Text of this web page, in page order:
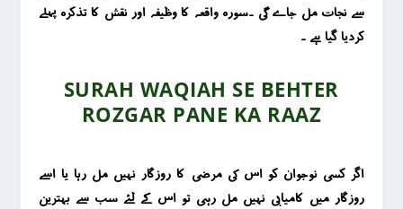
سے نجات مل جاے گی ۔سورہ واقعہ کا وظیفہ اور نقش کا تذکرہ پہلے
کردیا گیا ہے ۔
SURAH WAQIAH SE BEHTER
ROZGAR PANE KA RAAZ
اگر کسی نوجوان کو اس کی مرضی کا روزگار نہیں مل رہا یا اسے
روزگار میں کامیابی ںہیں مل رہی تو اس کے لئے سب سے بہترین